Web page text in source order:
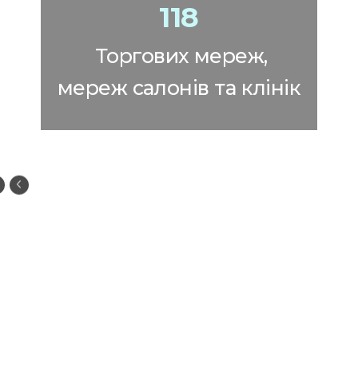
118
Торгових мереж,
мереж салонів та клінік